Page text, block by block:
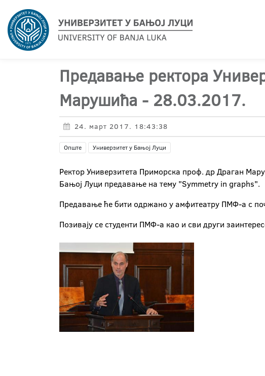
Предавање ректора
Марушића - 28.03.2017.
24. март 2017. 18:43:38
Опште Универзитет у Бањој Луци
Ректор Универзитета Приморска проф. др Драган
Бањој Луци предавање на тему "Symmetry in graphs".
Предавање ће бити одржано у амфитеатру ПМФ-а с
Позивају се студенти ПМФ-а као и сви други